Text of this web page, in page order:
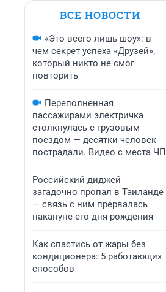
ВСЕ НОВОСТИ
«Это всего лишь шоу»: в
чем секрет успеха «Друзей»,
который никто не смог
повторить
Переполненная
пассажирами электричка
столкнулась с грузовым
поездом — десятки человек
пострадали. Видео с места ЧП
Российский диджей
загадочно пропал в Таиланде
— связь с ним прервалась
накануне его дня рождения
Как спастись от жары без
кондиционера: 5 работающих
способов